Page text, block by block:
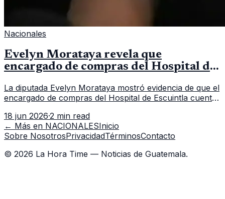
Nacionales
Evelyn Morataya revela que
encargado de compras del Hospital de
La diputada Evelyn Morataya mostró evidencia de que el
encargado de compras del Hospital de Escuintla cuenta
capacitación en la capital.
18 jun 2026·2 min read
← Más en NACIONALESInicio
Sobre NosotrosPrivacidadTérminosContacto
© 2026 La Hora Time — Noticias de Guatemala.